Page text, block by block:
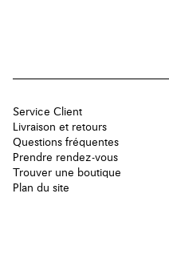
Service Client
Livraison et retours
Questions fréquentes
Prendre rendez-vous
Trouver une boutique
Plan du site